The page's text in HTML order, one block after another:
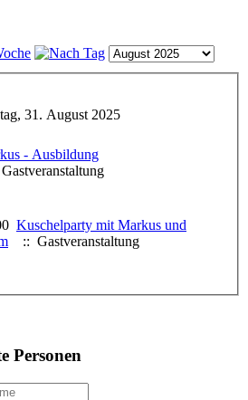
31. August 2025
- Ausbildung
Kuschelparty mit Markus und
:: Gastveranstaltung
Personen